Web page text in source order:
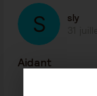
sly
Aidant